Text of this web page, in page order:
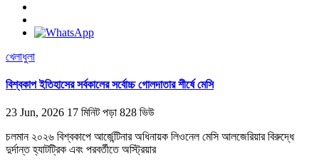
খেলাধুলা
বিশ্বকাপ ইতিহাসের সর্বকালের সর্বোচ্চ গোলদাতার শীর্ষে মেসি
23 Jun, 2026 17 মিনিট পড়া 828 ভিউ
চলমান ২০২৬ বিশ্বকাপে আর্জেন্টিনার অধিনায়ক লিওনেল মেসি আলজেরিয়ার বিরুদ্ধে
দুর্দান্ত হ্যাটট্রিক এবং পরবর্তীতে অস্ট্রিয়ার